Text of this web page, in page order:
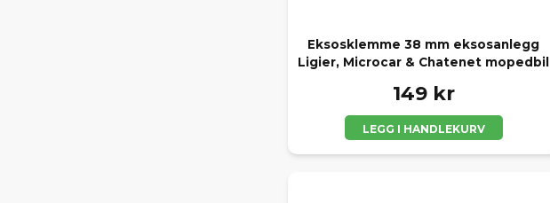
Eksosklemme 38 mm eksosanlegg
Ligier, Microcar & Chatenet mopedbil
149 kr
LEGG I HANDLEKURV